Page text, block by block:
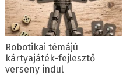
Robotikai témájú
kártyajáték-fejlesztő
verseny indul